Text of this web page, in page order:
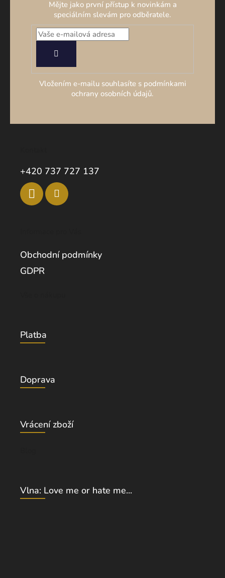
Mějte jako první přístup k novinkám a
speciálním slevám pro odběratele.
SE
Vložením e-mailu souhlasíte s podmínkami
ochrany osobních údajů.
+420 737 727 137
Obchodní podmínky
GDPR
Platba
Doprava
Vrácení zboží
Vlna: Love me or hate me...